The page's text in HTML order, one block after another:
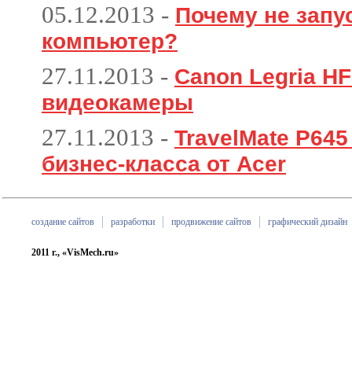
05.12.2013 - Почему не
компьютер?
27.11.2013 - Canon Legria
видеокамеры
27.11.2013 - TravelMate
бизнес-класса от Acer
создание сайтов разработки продвижение сайтов графический дизайн
2011 г., «VisMech.ru»